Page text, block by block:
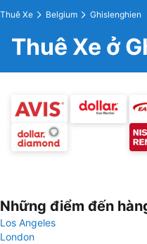
Thuê Xe Belgium Ghislenghien
Thuê Xe ở
Những điểm đến
Los Angeles
London